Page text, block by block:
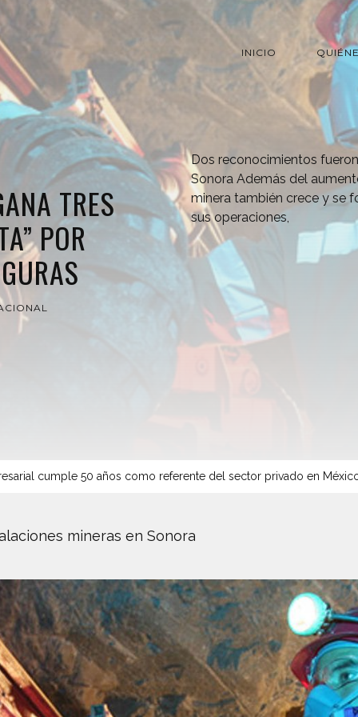
INICIO
TRES
POR
Dos reconocimientos
Sonora Además del
minera también crece y se
sus operaciones,
cumple 50 años como referente del sector privado en
mineras en Sonora